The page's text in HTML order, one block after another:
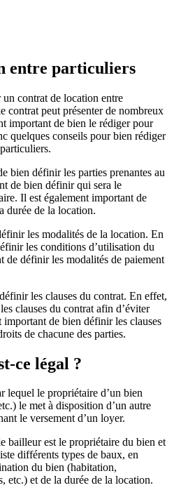
entre particuliers
contrat de location entre
contrat peut présenter de nombreux
important de bien le rédiger pour
quelques conseils pour bien rédiger
bien définir les parties prenantes au
de bien définir qui sera le
Il est également important de
durée de la location.
les modalités de la location. En
les conditions d’utilisation du
de définir les modalités de paiement
les clauses du contrat. En effet,
clauses du contrat afin d’éviter
de bien définir les clauses
de chacune des parties.
ce légal ?
lequel le propriétaire d’un bien
le met à disposition d’un autre
le versement d’un loyer.
bailleur est le propriétaire du bien et
différents types de baux, en
du bien (habitation,
etc.) et de la durée de la location.